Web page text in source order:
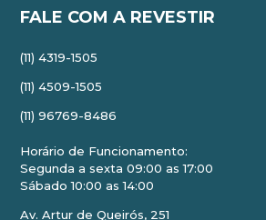
FALE COM A REVESTIR
(11) 4319-1505
(11) 4509-1505
(11) 96769-8486
Horário de Funcionamento:
Segunda a sexta 09:00 as 17:00
Sábado 10:00 as 14:00
Av. Artur de Queirós, 251